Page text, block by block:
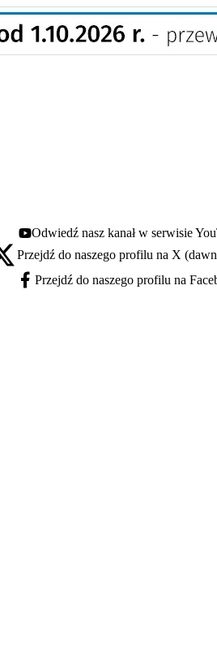
Youtube - otwiera się w nowej karcie
Odwiedź nasz kanał w serwisie
otwiera się w nowej karcie
Przejdź do naszego profilu na X
Facebook - otwiera się w nowej karcie
Przejdź do naszego profilu na